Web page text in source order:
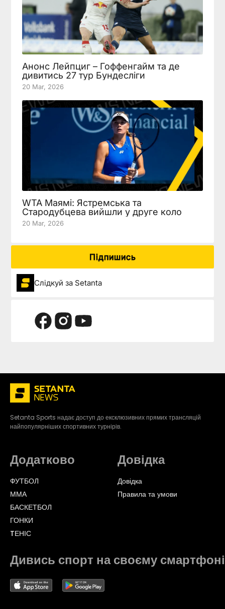
Анонс Лейпциг – Гоффенгайм та де
дивитись 27 тур Бундесліги
20 Mar, 2026
WTA Маямі: Ястремська та
Стародубцева вийшли у друге коло
20 Mar, 2026
Підпишись
Слідкуй за Setanta
Setanta Sports надає доступ до ексклюзивних прямих трансляцій
найпопулярніших спортивних турнірів.
Додатково
ФУТБОЛ
ММА
БАСКЕТБОЛ
ГОНКИ
TЕНІС
Довідка
Довідка
Правила та умови
Дивись спорт на своєму смартфоні